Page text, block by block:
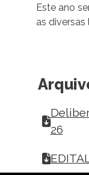
Este ano
as diversas
26